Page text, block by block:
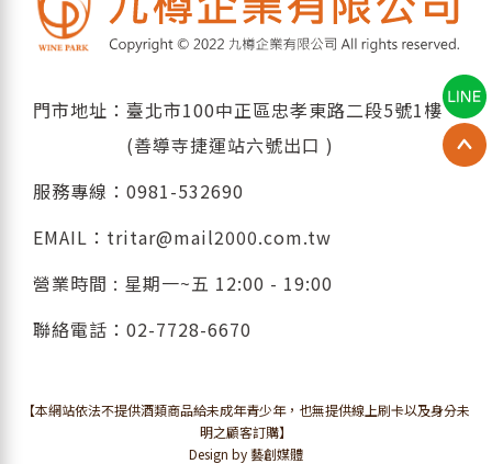
門市地址：臺北市100中正區忠孝東路二段5號1樓
(善導寺捷運站六號出口 )
服務專線： 0981-532690
EMAIL： tritar@mail2000.com.tw
營業時間 : 星期一~五 12:00 - 19:00
聯絡電話： 02-7728-6670
【本網站依法不提供酒類商品給未成年青少年，也無提供線上刷卡以及身分未
明之顧客訂購】
Design by 藝創媒體